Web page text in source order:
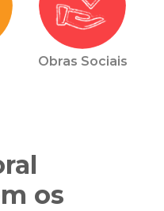
Obras Sociais
os